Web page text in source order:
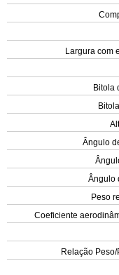
Largura com
Bitola
Ângulo
Ângulo
Peso
Coeficiente
Relação